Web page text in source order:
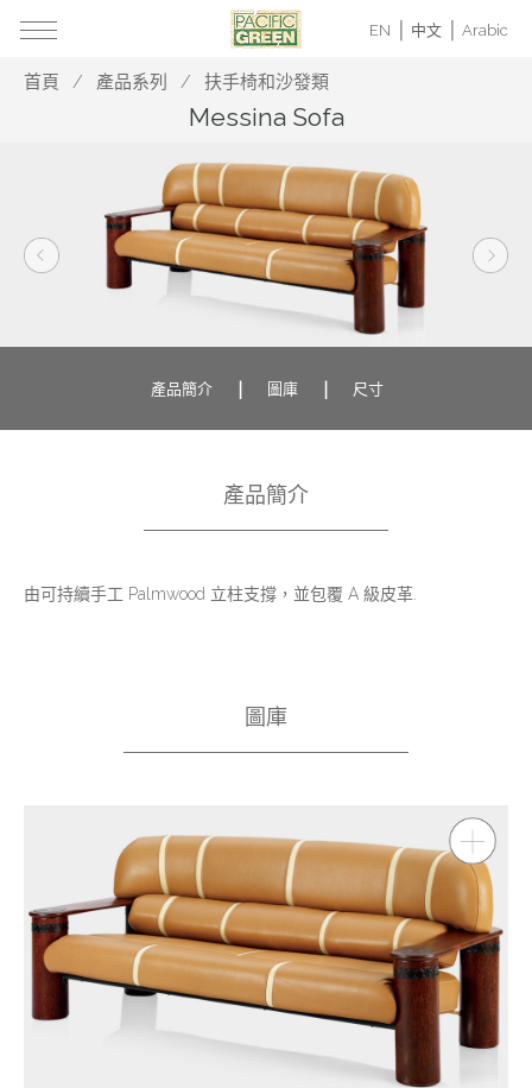
EN 中文 Arabic
首頁 產品系列 扶手椅和沙發類
Messina Sofa
產品簡介 圖庫 尺寸
產品簡介
由可持續手工 Palmwood 立柱支撐，並包覆 A 級皮革.
圖庫